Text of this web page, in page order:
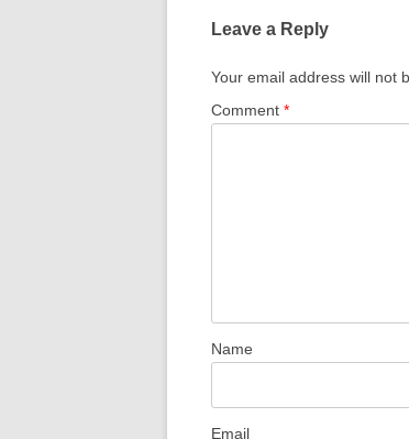
Leave a Reply
Your email address will not
Comment *
Name
Email